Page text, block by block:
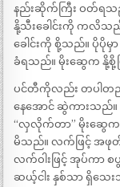
နည်းဆိုက်ကြီး ဝတ်ရသ
နို့သီးခေါင်းကို ကလိသည်
ခေါင်းကို စို့သည်။ ပိုပိုမှာ
ခံရသည်။ မိုးဆွေက နို့စို့
ပင်တီကိုလည်း တပါတည်
နေအောင် ဆွဲကားသည်
“လှလိုက်တာ” မိုးဆွေက
မိသည်။ လက်ဖြင့် အဖု
လက်ဝါးဖြင့် အုပ်ကာ
ဆယ့်ငါး နှစ်သာ ရှိသေ